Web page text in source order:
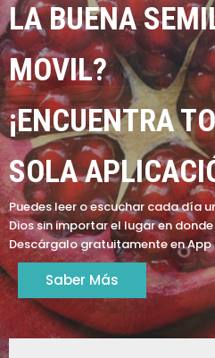
LA BUENA
MOVIL?
¡ENCUENTRA
SOLA
Puedes leer o escuchar cada día
Dios sin importar el lugar en
Descárgalo gratuitamente en
Saber Más